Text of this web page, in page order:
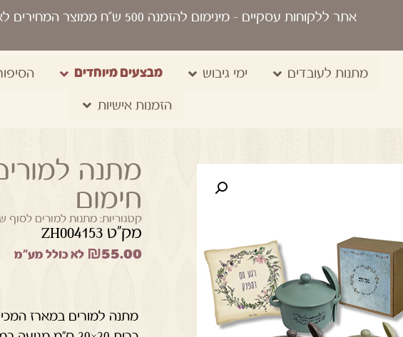
אתר ללקוחות עסקיים- מינימום להזמנה 500 ש“ח ממוצר המחירים לא כוללים מע"מ, מיתוג, משלוח, שקיות נשיאה
מתנות לעובדים ימי גיבוש מבצעים מיוחדים
הזמנות אישיות
מתנה
חימום
קטגוריות: מתנות למורים לסוף
מק"ט ZH004153
₪55.00 לא כולל מע"מ
מתנה למורים במארז המכיל קערת מרק 350 מל'